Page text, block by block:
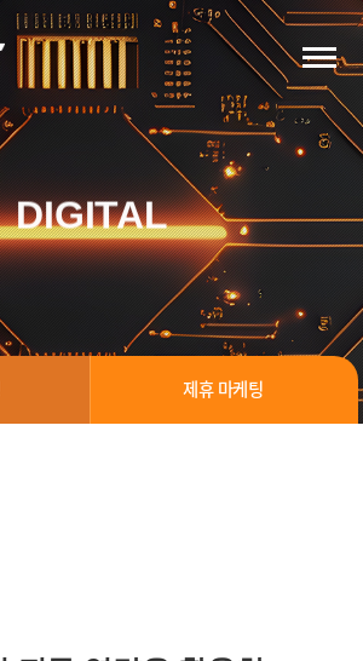
DIGITAL
제휴 마케팅